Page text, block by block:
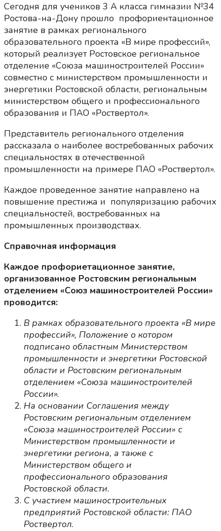
Сегодня для учеников 3 А класса гимназии №34
Ростова-на-Дону прошло профориентационное
занятие в рамках регионального
образовательного проекта «В мире профессий»,
который реализует Ростовское региональное
отделение «Союза машиностроителей России»
совместно с министерством промышленности и
энергетики Ростовской области, региональным
министерством общего и профессионального
образования и ПАО «Роствертол».
Представитель регионального отделения
рассказала о наиболее востребованных рабочих
специальностях в отечественной
промышленности на примере ПАО «Роствертол».
Каждое проведенное занятие направлено на
повышение престижа и популяризацию рабочих
специальностей, востребованных на
промышленных производствах.
Справочная информация
Каждое профориетационное занятие,
организованное Ростовским региональным
отделением «Союз машиностроителей России»
проводится:
В рамках образовательного проекта «В мире
профессий», Положение о котором
подписано областным Министерством
промышленности и энергетики Ростовской
области и Ростовским региональным
отделением «Союза машиностроителей
России».
На основании Соглашения между
Ростовским региональным отделением
«Союза машиностроителей России» с
Министерством промышленности и
энергетики региона, а также с
Министерством общего и
профессионального образования
Ростовской области.
С участием машиностроительных
предприятий Ростовской области: ПАО
Роствертол.